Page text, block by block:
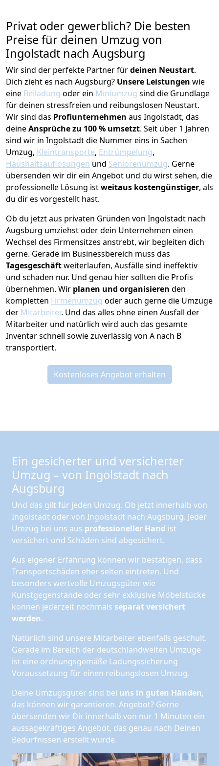
Privat oder gewerblich? Die besten
Preise für deinen Umzug von
Ingolstadt nach Augsburg
Wir sind der perfekte Partner fürdeinen Neustart.
Dich zieht es nach Augsburg? Unsere Leistungen wie
eine Beiladung oder ein Miniumzug sind die Grundlage
für deinen stressfreien und reibungslosen Neustart.
Wir sind das Profiunternehmen aus Ingolstadt, das
deineAnsprüche zu 100 % umsetzt. Seit über 1 Jahren
sind wir in Ingolstadt die Nummer eins in Sachen
Umzug, Kleintransporte, Entrümpelung,
Haushaltsauflösungen und Seniorenumzug. Gerne
übersenden wir dir ein Angebot und du wirst sehen, die
professionelle Lösung istweitaus kostengünstiger, als
du dir es vorgestellt hast.
Ob du jetzt aus privaten Gründen von Ingolstadt nach
Augsburg umziehst oder dein Unternehmen einen
Wechsel des Firmensitzes anstrebt, wir begleiten dich
gerne. Gerade im Businessbereich muss das
Tagesgeschäftweiterlaufen, Ausfälle sind ineffektiv
und schaden nur. Und genau hier sollten die Profis
übernehmen. Wir planen und organisieren den
kompletten Firmenumzug oder auch gerne die Umzüge
der Mitarbeiter. Und das alles ohne einen Ausfall der
Mitarbeiter und natürlich wird auch das gesamte
Inventar schnell sowie zuverlässig von A nach B
transportiert.
Kostenloses Angebot erhalten
Ein gesicherter und versicherter
Umzug – von Ingolstadt nach
Augsburg
Und das gilt für jeden Umzug. Ob jetzt innerhalb von
Ingolstadt oder von Ingolstadt nach Augsburg. Jeder
Umzug bei uns aus professioneller Hand ist
versichert und Schäden sind abgesichert.
Aus eigener Erfahrung können wir bestätigen, dass
Transportschäden eher selten eintreten. Und
besonders wertvolle Umzugsgüter wie
Kunstgegenstände oder sehr exklusive Möbelstücke
können jederzeit nochmals separat versichert
werden.
Natürlich sind unsere Mitarbeiter ebenfalls geschult.
Gerade im Bereich der deutschlandweiten Umzüge
ist eine ordnungsgemäße Ladungssicherung
Voraussetzung für einen reibungslosen Umzug.
Deine Umzugsgüter sind bei uns in guten Händen,
das können wir garantieren. Angebot? Gerne
übersenden wir Dir innerhalb von nur 1 Minuten ein
aussagekräftiges Angebot, das genau nach Deinen
Bedürfnissen erstellt wurde.